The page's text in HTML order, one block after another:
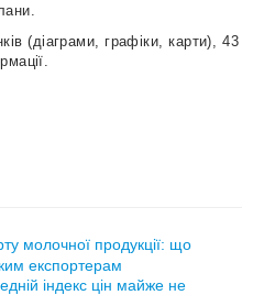
(діаграми, графіки, карти), 43
молочної продукції: що
експортерам
індекс цін майже не